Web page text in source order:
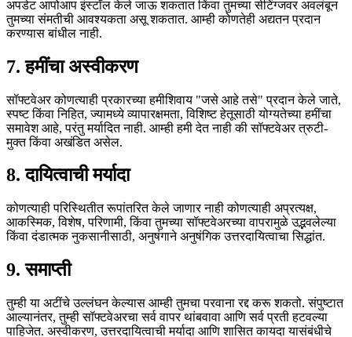
अपडेट आपोआप इंस्टॉल केले जाऊ शकतात किंवा तुमच्या सेटिंग्जवर अवलंबून
तुमच्या संमतीची आवश्यकता असू शकतात. आम्ही कोणतेही अद्यतन प्रदान
करण्यास बांधील नाही.
7. हमींचा अस्वीकरण
सॉफ्टवेअर कोणत्याही प्रकारच्या हमीशिवाय "जसे आहे तसे" प्रदान केले जाते,
स्पष्ट किंवा निहित, ज्यामध्ये व्यापारक्षमता, विशिष्ट हेतूसाठी योग्यतेच्या हमींचा
समावेश आहे, परंतु मर्यादित नाही. आम्ही हमी देत ​​नाही की सॉफ्टवेअर त्रुटी-
मुक्त किंवा अखंडित असेल.
8. दायित्वाची मर्यादा
कोणत्याही परिस्थितीत रूपांतरित केले जाणार नाही कोणत्याही अप्रत्यक्ष,
आकस्मिक, विशेष, परिणामी, किंवा तुमच्या सॉफ्टवेअरच्या वापरामुळे उद्भवलेल्या
किंवा दंडात्मक नुकसानीसाठी, अनुषंगाने अनुषंगिक उत्तरदायित्वाचा सिद्धांत.
9. समाप्ती
तुम्ही या अटींचे उल्लंघन केल्यास आम्ही तुमचा परवाना रद्द करू शकतो. संपुष्टात
आल्यानंतर, तुम्ही सॉफ्टवेअरचा सर्व वापर थांबवावा आणि सर्व प्रती हटवल्या
पाहिजेत. अस्वीकरण, उत्तरदायित्वाची मर्यादा आणि शासित कायदा यासंबंधीचे